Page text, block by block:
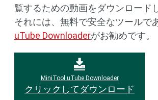
覧するための動画をダウンロード
それには、無料で安全なツールで
uTube Downloaderがお勧めです。
MiniTool uTube Downloader
クリックしてダウンロード